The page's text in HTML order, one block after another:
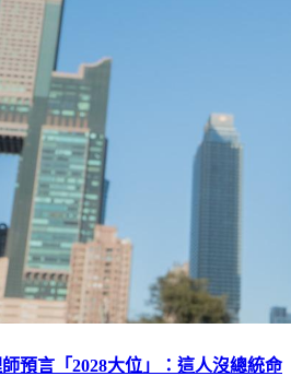
預言「2028大位」：這人沒總統命